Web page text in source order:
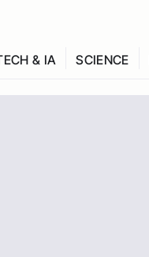
& IA SCIENCE